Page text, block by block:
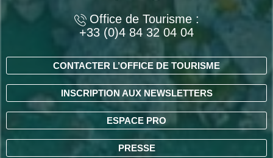
Office de Tourisme :
+33 (0)4 84 32 04 04
CONTACTER L’OFFICE DE TOURISME
INSCRIPTION AUX NEWSLETTERS
ESPACE PRO
PRESSE